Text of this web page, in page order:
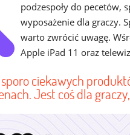
podzespoły do pecetów,
wyposażenie dla graczy.
warto zwrócić uwagę.
Apple iPad 11 oraz
ciekawych
Jest coś dla